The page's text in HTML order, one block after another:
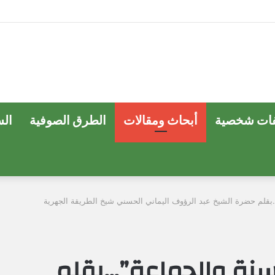
شخصية أبحاث ومقالات الطرق الصوفية
حضرة الشيخ عبد الرؤوف اليماني الحسني شيخ الطريقة الجهرية